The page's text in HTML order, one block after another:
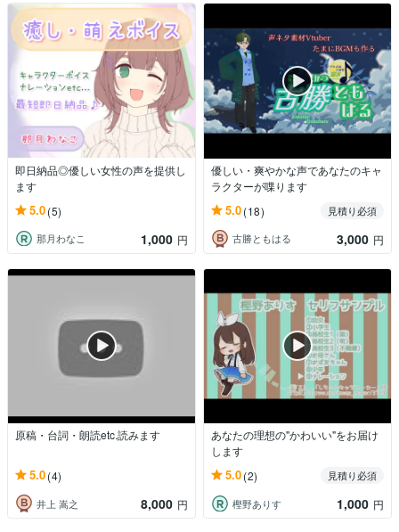
即日納品◎優しい女性の声を提供し
ます
5.0(5)
那月わなこ 1,000 円
優しい・爽やかな声であなたのキャ
ラクターが喋ります
5.0(18)
見積り必須
古勝ともはる
3,000 円
原稿・台詞・朗読etc.読みます
5.0(4)
井上 嵩之 8,000 円
あなたの理想の"かわいい"をお届け
します
5.0(2)
見積り必須
樫野ありす
1,000 円